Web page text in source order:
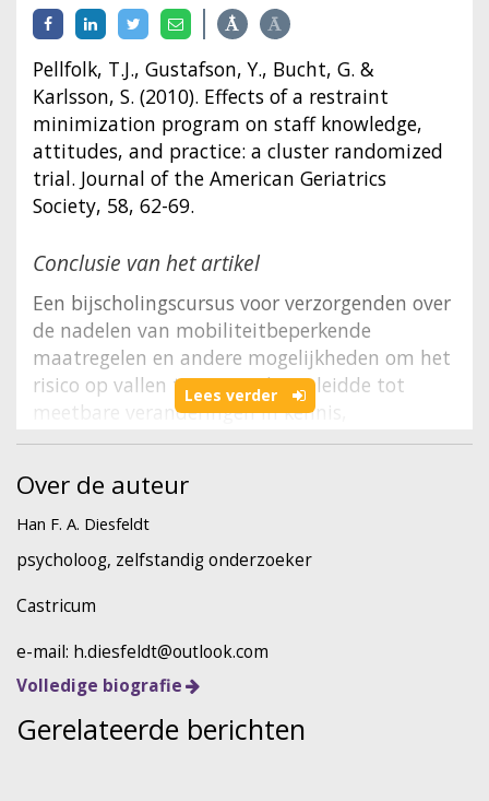
Lees verder
Pellfolk, T.J., Gustafson, Y., Bucht, G. &
Karlsson, S. (2010). Effects of a restraint
minimization program on staff knowledge,
attitudes, and practice: a cluster randomized
trial. Journal of the American Geriatrics
Society, 58, 62-69.
Conclusie van het artikel
Een bijscholingscursus voor verzorgenden over
de nadelen van mobiliteitbeperkende
maatregelen en andere mogelijkheden om het
risico op vallen te verminderen leidde tot
meetbare veranderingen in kennis,
opvattingen over fixatie, en handelen.
maatregelen nam in de interventiegroep met
35% af, zonder toename van valpartijen of
psychofarmacagebruik. In de controlegroep
(geen bijscholing) nam het aantal bewoners bij
wie fixatie werd toegepast met 35% toe.
Bespreking van de studie
Deelnemers
Verzorgenden en bewoners in veertig
Over de auteur
Han F. A. Diesfeldt
psycholoog, zelfstandig onderzoeker
Castricum
e-mail: h.diesfeldt@outlook.com
Volledige biografie
Gerelateerde berichten